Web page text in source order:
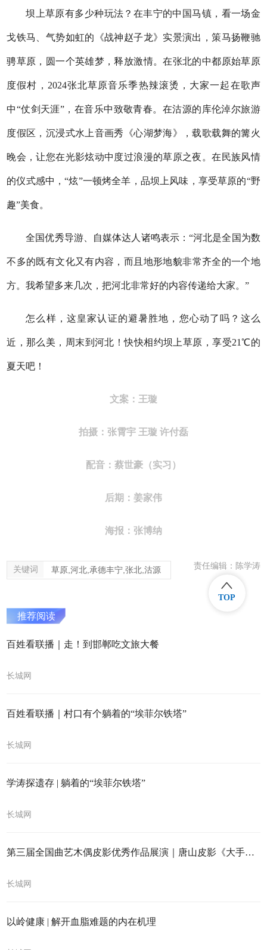
坝上草原有多少种玩法？在丰宁的中国马镇，看一场金
戈铁马、气势如虹的《战神赵子龙》实景演出，策马扬鞭驰
骋草原，圆一个英雄梦，释放激情。在张北的中都原始草原
度假村，2024张北草原音乐季热辣滚烫，大家一起在歌声
中“仗剑天涯”，在音乐中致敬青春。在沽源的库伦淖尔旅游
度假区，沉浸式水上音画秀《心湖梦海》，载歌载舞的篝火
晚会，让您在光影炫动中度过浪漫的草原之夜。在民族风情
的仪式感中，“炫”一顿烤全羊，品坝上风味，享受草原的“野
趣”美食。
全国优秀导游、自媒体达人诸鸣表示：“河北是全国为数
不多的既有文化又有内容，而且地形地貌非常齐全的一个地
方。我希望多来几次，把河北非常好的内容传递给大家。”
怎么样，这皇家认证的避暑胜地，您心动了吗？这么
近，那么美，周末到河北！快快相约坝上草原，享受21℃的
夏天吧！
文案：王璇
拍摄：张霄宇 王璇 许付磊
配音：蔡世豪（实习）
后期：姜家伟
海报：张博纳
关键词 草原,河北,承德丰宁,张北,沽源 责任编辑：陈学涛
推荐阅读
百姓看联播｜走！到邯郸吃文旅大餐
长城网
百姓看联播｜村口有个躺着的“埃菲尔铁塔”
长城网
学涛探遗存 | 躺着的“埃菲尔铁塔”
长城网
第三届全国曲艺木偶皮影优秀作品展演｜唐山皮影《大手厮漫游远古》与您相约古城邯郸
长城网
以岭健康 | 解开血脂难题的内在机理
TOP